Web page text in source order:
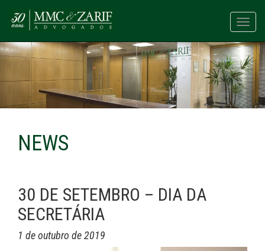
NEWS
30 DE SETEMBRO – DIA DA
SECRETÁRIA
1 de outubro de 2019